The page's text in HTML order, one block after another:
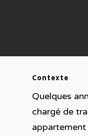
Contexte
Quelques
chargé de